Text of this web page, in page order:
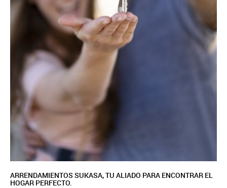
ARRENDAMIENTOS SUKASA, TU ALIADO PARA ENCONTRAR EL
HOGAR PERFECTO.